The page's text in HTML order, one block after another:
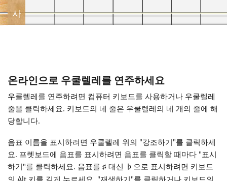
Español
한국어
हिन्दी
Italiano
사
온라인으로 우쿨렐레를 연주하세요
우쿨렐레를 연주하려면 컴퓨터 키보드를 사용하거나 우쿨렐레
줄을 클릭하세요. 키보드의 네 줄은 우쿨렐레의 네 개의 줄에 해
당합니다.
음표 이름을 표시하려면 우쿨렐레 위의 "강조하기"를 클릭하세
요. 프렛보드에 음표를 표시하려면 음표를 클릭할 때마다 "표시
하기"를 클릭하세요. 음표를 ♯ 대신 ♭ 으로 표시하려면 키보드
의 Alt 키를 길게 누르세요. "재생하기"를 클릭하거나 키보드의